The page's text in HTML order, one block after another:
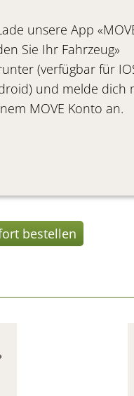
unsere App
Sie Ihr Fahrzeug»
(verfügbar für
und melde dich
MOVE Konto an.
bestellen